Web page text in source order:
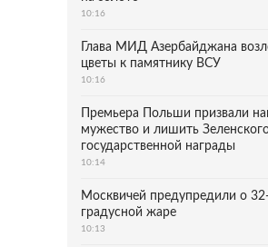
10:16
Глава МИД Азербайджана
цветы к памятнику ВСУ
10:16
Премьера Польши призвали
мужество и лишить
государственной награды
10:14
Москвичей предупредили о
градусной жаре
10:13